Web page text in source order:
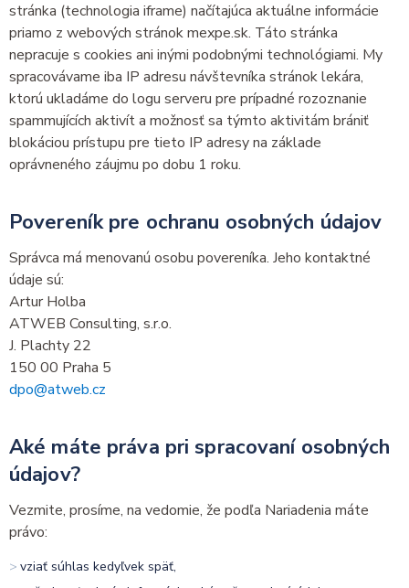
stránka (technologia iframe) načítajúca aktuálne informácie
priamo z webových stránok mexpe.sk. Táto stránka
nepracuje s cookies ani inými podobnými technológiami. My
spracovávame iba IP adresu návštevníka stránok lekára,
ktorú ukladáme do logu serveru pre prípadné rozoznanie
spammujících aktivít a možnosť sa týmto aktivitám brániť
blokáciou prístupu pre tieto IP adresy na základe
oprávneného záujmu po dobu 1 roku.
Povereník pre ochranu osobných údajov
Správca má menovanú osobu povereníka. Jeho kontaktné
údaje sú:
Artur Holba
ATWEB Consulting, s.r.o.
J. Plachty 22
150 00 Praha 5
dpo@atweb.cz
Aké máte práva pri spracovaní osobných
údajov?
Vezmite, prosíme, na vedomie, že podľa Nariadenia máte
právo:
vziať súhlas kedyľvek späť,